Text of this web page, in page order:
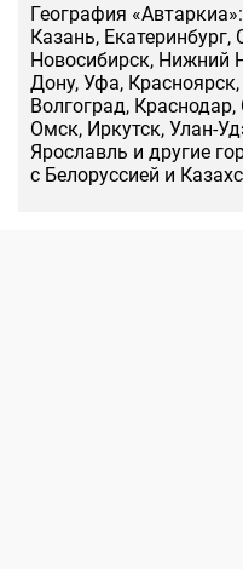
География
Казань, Екатеринбург,
Новосибирск, Нижний
Дону, Уфа,
Волгоград,
Омск, Иркутск, Улан-
Ярославль и другие
с Белоруссией и